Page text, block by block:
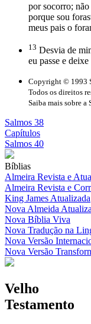
por socorro; não
porque sou
meus pais o
13 Desvia de
eu passe e
Copyright © 1993
Todos os direitos
Saiba mais sobre
Salmos 38
Capítulos
Salmos 40
Bíblias
Almeira Revista e
Almeira Revista e
King James Atualizada
Nova Almeida
Nova Bíblia Viva
Nova Tradução na
Nova Versão
Nova Versão
Velho
Testamento